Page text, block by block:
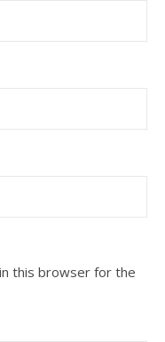
this browser for the